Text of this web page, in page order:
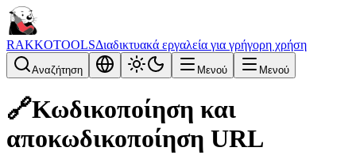
RAKKOTOOLSΔιαδικτυακά εργαλεία για γρήγορη χρήση
Αναζήτηση Μενού Μενού
🔗Κωδικοποίηση και
αποκωδικοποίηση URL